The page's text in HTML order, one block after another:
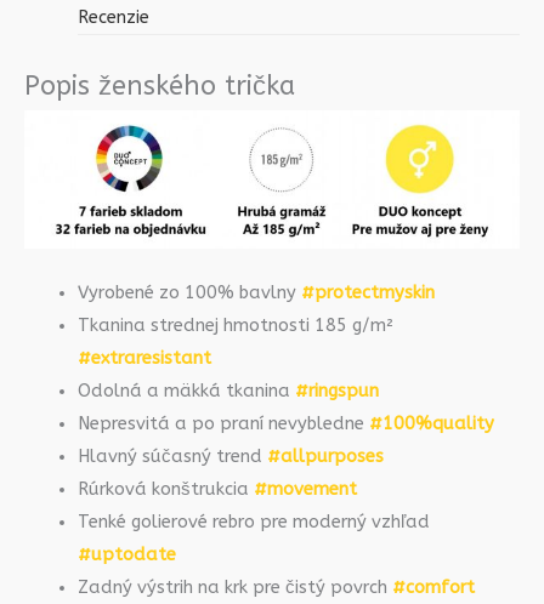
Recenzie
Popis ženského trička
Vyrobené zo 100% bavlny #protectmyskin
Tkanina strednej hmotnosti 185 g/m²
#extraresistant
Odolná a mäkká tkanina #ringspun
Nepresvitá a po praní nevybledne #100%quality
Hlavný súčasný trend #allpurposes
Rúrková konštrukcia #movement
Tenké golierové rebro pre moderný vzhľad
#uptodate
Zadný výstrih na krk pre čistý povrch #comfort